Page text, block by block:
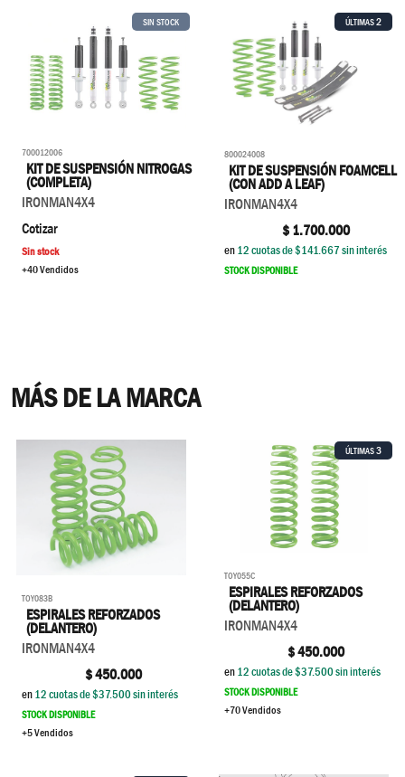
SIN STOCK
700012006
KIT DE SUSPENSIÓN NITROGAS
(COMPLETA)
IRONMAN4X4
Cotizar
Sin stock
+40 Vendidos
ÚLTIMAS2
800024008
KIT DE SUSPENSIÓN FOAMCELL
(CON ADD A LEAF)
IRONMAN4X4
$1.700.000
en12cuotas de $141.667sin interés
STOCK DISPONIBLE
MÁS DE LA MARCA
TOY083B
ESPIRALES REFORZADOS
(DELANTERO)
IRONMAN4X4
$450.000
en12cuotas de $37.500sin interés
STOCK DISPONIBLE
+5 Vendidos
ÚLTIMAS3
TOY055C
ESPIRALES REFORZADOS
(DELANTERO)
IRONMAN4X4
$450.000
en12cuotas de $37.500sin interés
STOCK DISPONIBLE
+70 Vendidos